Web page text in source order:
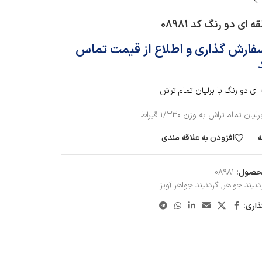
ای دو رنگ کد 08981
گذاری و اطلاع از قیمت تماس
ای دو رنگ با برلیان تمام تراش
افزودن به علاقه مندی
08981
جواهر, گردنبند جواهر آویز